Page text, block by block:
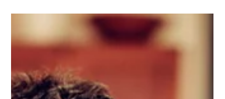
Uma obra não deve ser protegida apenas por uma relação
de coberturas. É necessário compreender o
empreendimento, seus participantes, o cronograma, as
etapas de entrega, os testes, os bens expostos e as